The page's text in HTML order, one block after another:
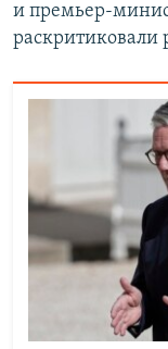
и премьер-